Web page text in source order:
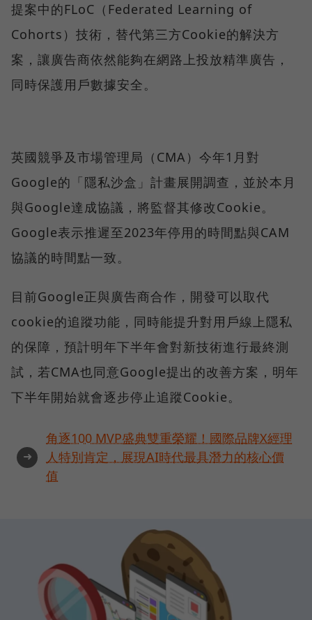
提案中的FLoC（Federated Learning of
Cohorts）技術，替代第三方Cookie的解決方
案，讓廣告商依然能夠在網路上投放精準廣告，
同時保護用戶數據安全。
英國競爭及市場管理局（CMA）今年1月對
Google的「隱私沙盒」計畫展開調查，並於本月
與Google達成協議，將監督其修改Cookie。
Google表示推遲至2023年停用的時間點與CAM
協議的時間點一致。
目前Google正與廣告商合作，開發可以取代
cookie的追蹤功能，同時能提升對用戶線上隱私
的保障，預計明年下半年會對新技術進行最終測
試，若CMA也同意Google提出的改善方案，明年
下半年開始就會逐步停止追蹤Cookie。
➜
角逐100 MVP盛典雙重榮耀！國際品牌X經理
人特別肯定，展現AI時代最具潛力的核心價
值